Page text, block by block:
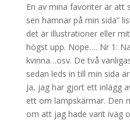
En av mina favoriter är att
sen hamnar på min sida”
det är illustrationer eller
högst upp. Nope…. Nr 1:
kvinna…osv. De två
sedan leds in till min sida
Ja, jag har gjort ett inlägg
ett om lampskärmar. Den
om att jag hade varit iväg